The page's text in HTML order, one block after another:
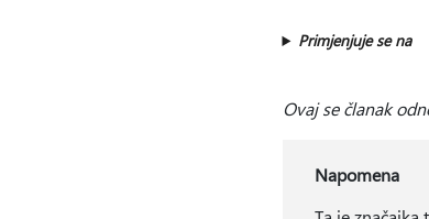
Primjenjuje se na
Ovaj se članak
Napomena